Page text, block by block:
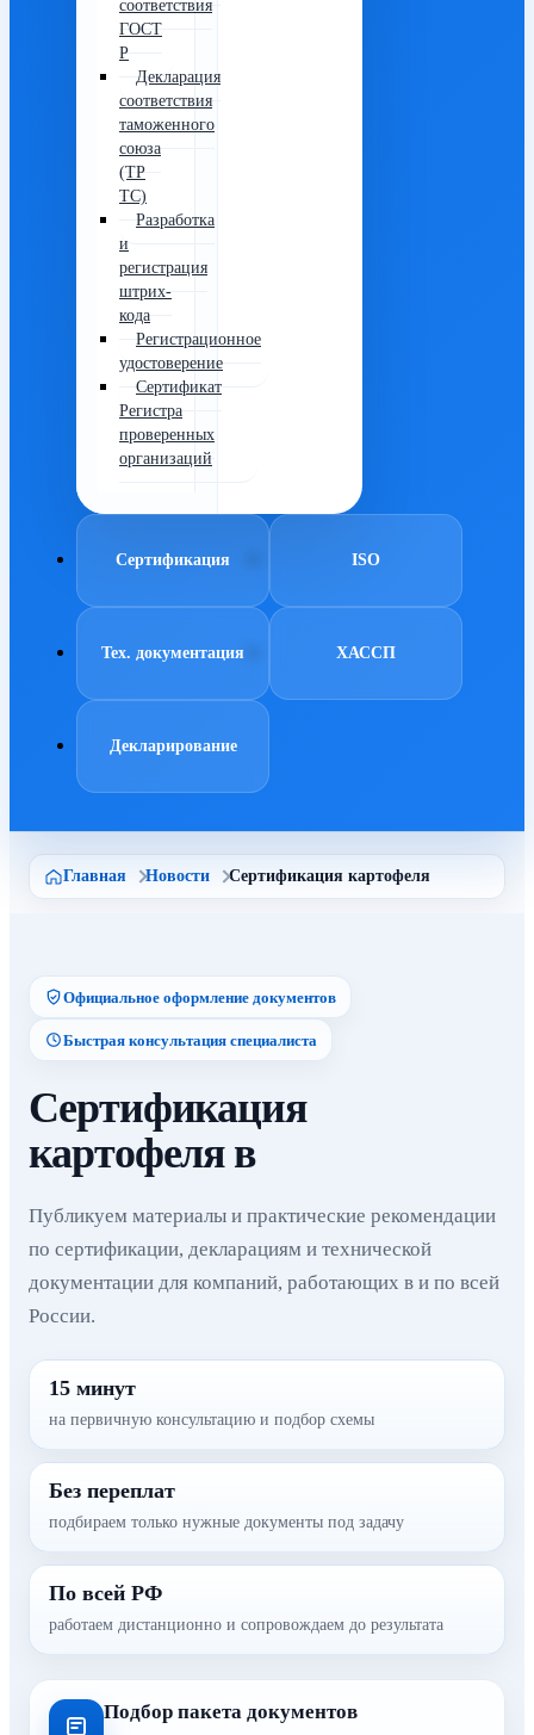
соответствия
ГОСТ
Р
Декларация
соответствия
таможенного
союза
(ТР
ТС)
Разработка
и
регистрация
штрих-
кода
Регистрационное
удостоверение
Сертификат
Регистра
проверенных
организаций
Сертификация ISO
Тех. документация ХАССП
Декларирование
Главная Новости Сертификация картофеля
Официальное оформление документов
Быстрая консультация специалиста
Сертификация
картофеля в
Публикуем материалы и практические рекомендации
по сертификации, декларациям и технической
документации для компаний, работающих в и по всей
России.
15 минут
на первичную консультацию и подбор схемы
Без переплат
подбираем только нужные документы под задачу
По всей РФ
работаем дистанционно и сопровождаем до результата
Подбор пакета документов